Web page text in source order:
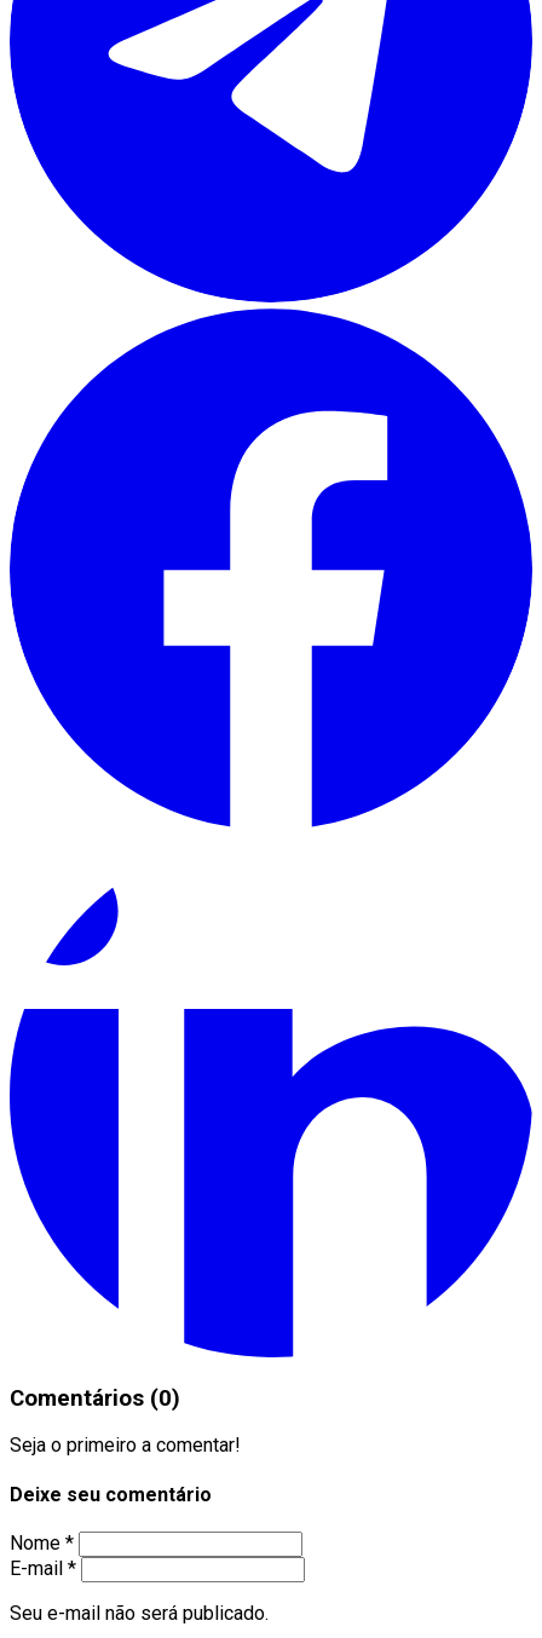
Comentários (0)
Seja o primeiro a comentar!
Deixe seu comentário
Nome *
E-mail *
Seu e-mail não será publicado.